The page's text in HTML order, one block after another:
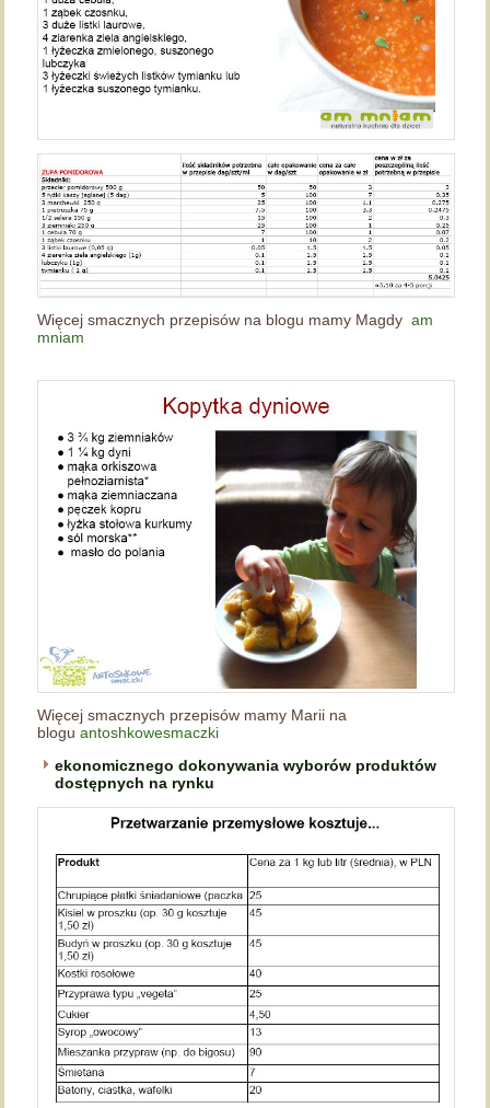
Więcej smacznych przepisów na blogu mamy Magdy am
mniam
Więcej smacznych przepisów mamy Marii na
bloguantoshkowesmaczki
ekonomicznego dokonywania wyborów produktów
dostępnych na rynku